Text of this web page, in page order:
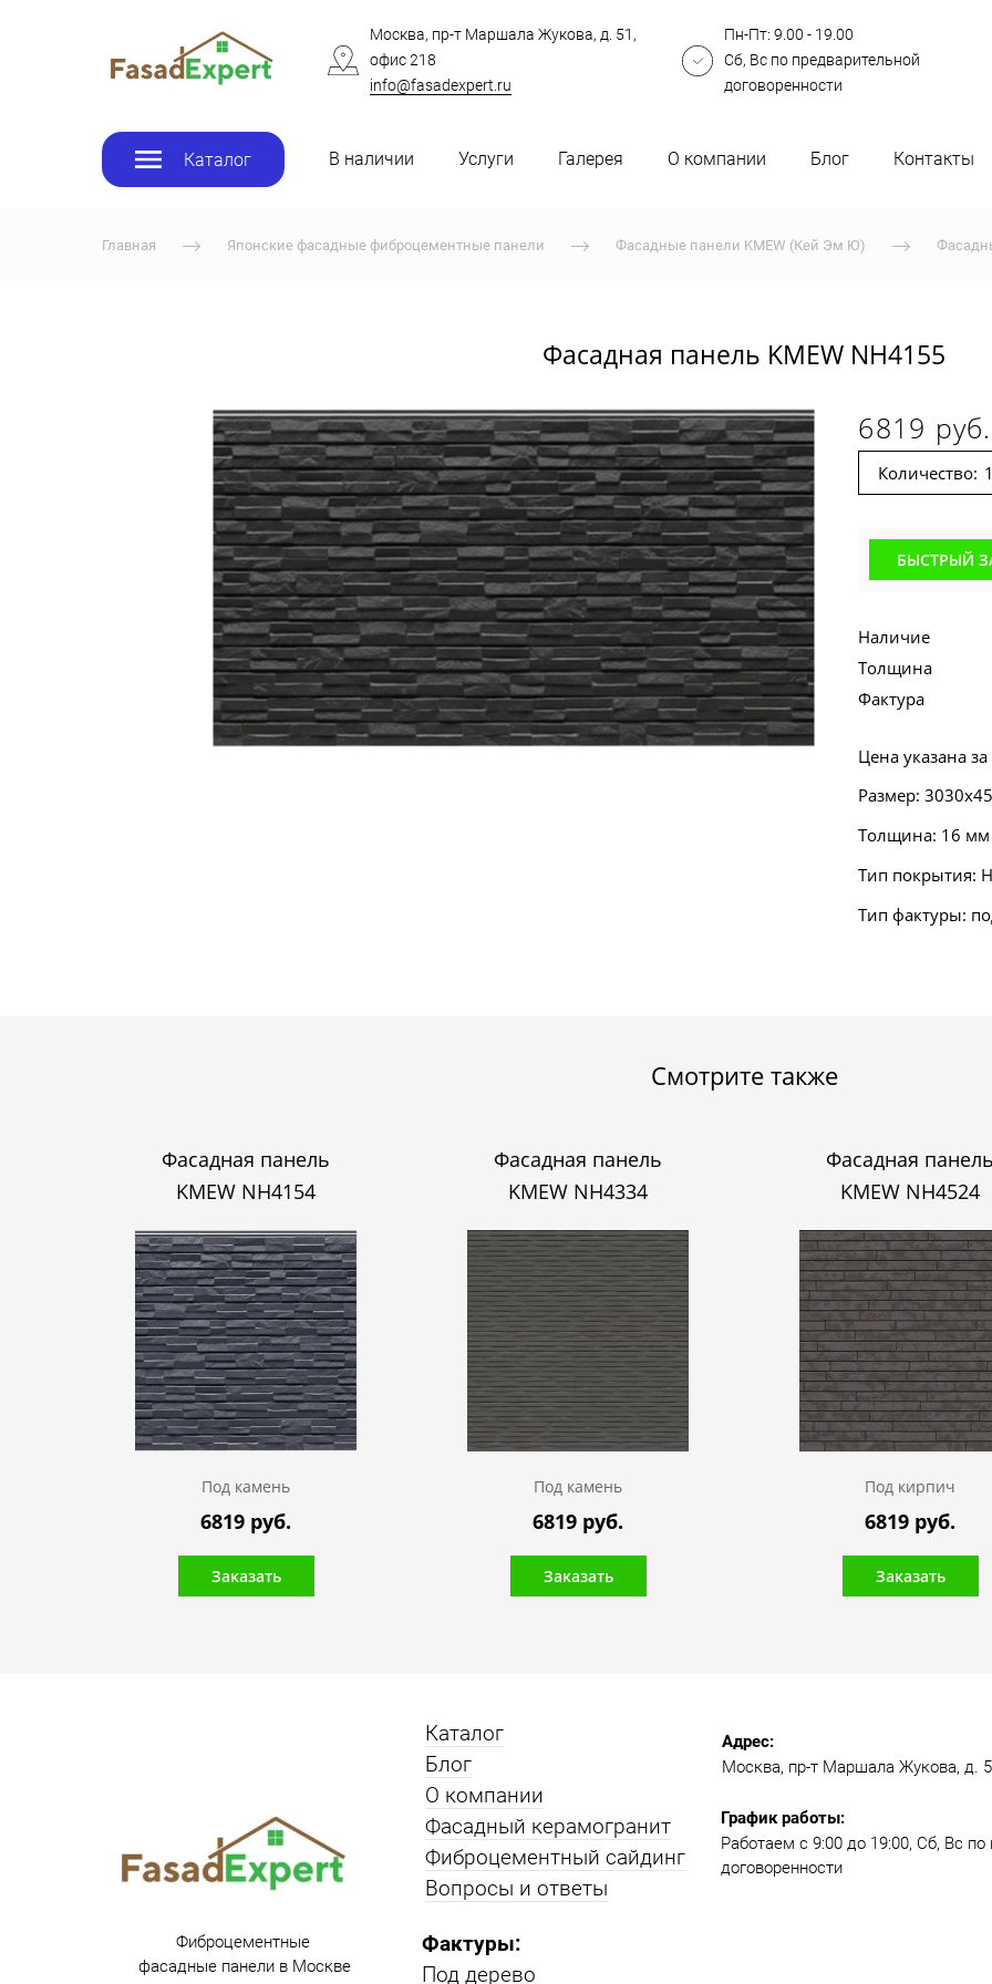
Москва, пр-т Маршала Жукова, д. 51,
офис 218
info@fasadexpert.ru
Пн-Пт: 9.00 - 19.00
Сб, Вс по предварительной
договоренности
Каталог В наличии Услуги Галерея О компании Блог Контакты
Главная Японские фасадные фиброцементные панели Фасадные панели KMEW (Кей Эм Ю)
Фасадная панель KMEW NH4155
6819 руб.
Количество:
БЫСТРЫЙ
Наличие
Толщина
Фактура
Цена указана
Размер:
Толщина: 16 мм
Тип покрытия:
Тип фактуры:
Смотрите также
Фасадная панель
KMEW NH4154
Под камень
6819 руб.
Заказать
Фасадная панель
KMEW NH4334
Под камень
6819 руб.
Заказать
Фасадная
KMEW NH4524
Под кирпич
6819 руб.
Заказать
Фактуры:
Под дерево
Работаем с 9:00 до 19:00​, Сб, Вс по
договоренности
Москва, пр-т Маршала Жукова, д.
Каталог
Блог
О компании
Фасадный керамогранит
Фиброцементный сайдинг
Вопросы и ответы
Адрес:
График работы:
Фиброцементные
фасадные панели в Москве